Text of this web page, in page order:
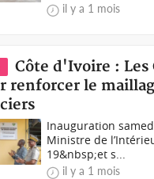
il y a 1 mois
Côte d'Ivoire : Les
renforcer le
Inauguration
Ministre de
19&nbsp;et s...
il y a 1 mois